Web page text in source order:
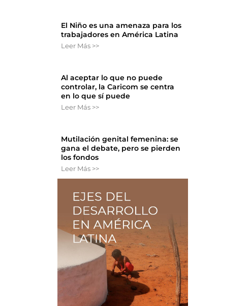
El Niño es una amenaza para los
trabajadores en América Latina
Leer Más >>
Al aceptar lo que no puede
controlar, la Caricom se centra
en lo que sí puede
Leer Más >>
Mutilación genital femenina: se
gana el debate, pero se pierden
los fondos
Leer Más >>